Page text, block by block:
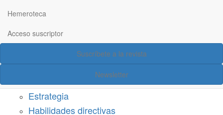
principal
Hemeroteca
Acceso suscriptor
Suscríbete a la revista
Newsletter
Acceso suscriptor
Estrategia
Habilidades directivas